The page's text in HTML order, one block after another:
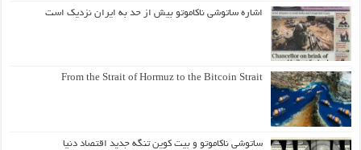
اشاره ساتوشی ناکاموتو بیش از حد به ایران نزدیک است
From the Strait of Hormuz to the Bitcoin Strait
ساتوشی ناکاموتو و بیت کوین تنگه جدید اقتصاد دنیا